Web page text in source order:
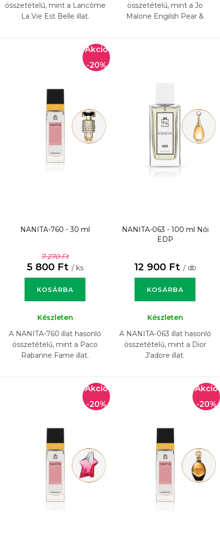
összetételű, mint a Lancôme
La Vie Est Belle illat.
összetételű, mint a Jo
Malone Engilsh Pear &
-20%
NANITA-760 - 30 ml
7 270 Ft
5 800 Ft / ks
KOSÁRBA
Készleten
A NANITA-760 illat hasonló
összetételű, mint a Paco
Rabanne Fame illat.
NANITA-063 - 100 ml Női
EDP
12 900 Ft / db
KOSÁRBA
Készleten
A NANITA-063 illat hasonló
összetételű, mint a Dior
J'adore illat.
-20% -20%